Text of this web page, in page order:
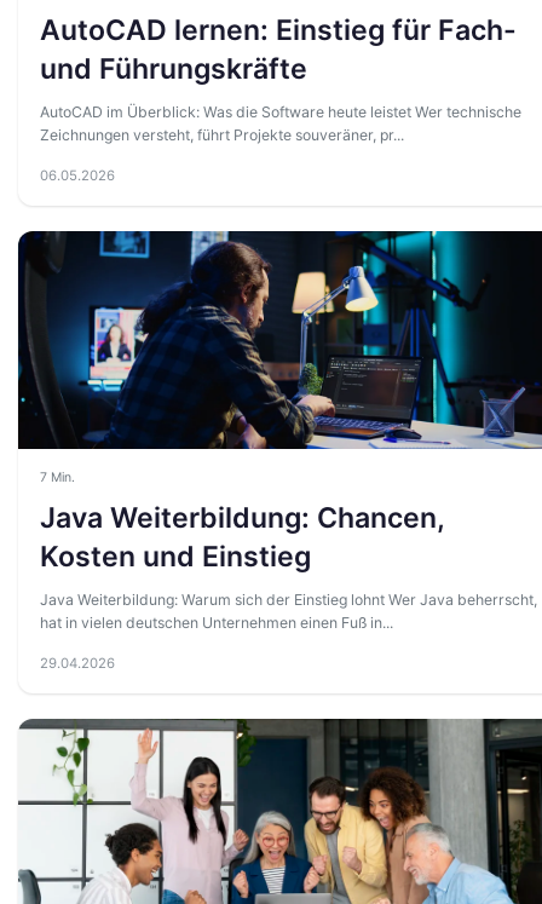
AutoCAD lernen: Einstieg für Fach-
und Führungskräfte
AutoCAD im Überblick: Was die Software heute leistet Wer technische
Zeichnungen versteht, führt Projekte souveräner, pr...
06.05.2026
7 Min.
Java Weiterbildung: Chancen,
Kosten und Einstieg
Java Weiterbildung: Warum sich der Einstieg lohnt Wer Java beherrscht,
hat in vielen deutschen Unternehmen einen Fuß in...
29.04.2026